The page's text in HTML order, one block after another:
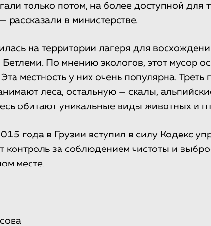
только потом, на более доступной для
рассказали в министерстве.
на территории лагеря для
Бетлеми. По мнению экологов, этот мусор
местность у них очень популярна.
леса, остальную — скалы,
обитают уникальные виды животных и
года в Грузии вступил в силу Кодекс
контроль за соблюдением чистоты и
месте.